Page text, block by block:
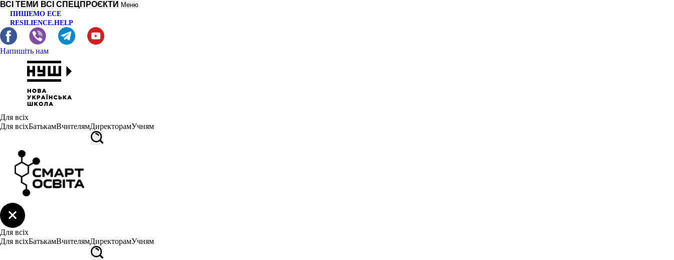
ВСІ ТЕМИ ВСІ СПЕЦПРОЄКТИ Меню
ПИШЕМО ЕСЕ
RESILIENCE.HELP
Напишіть нам
Для всіх
Для всіхБатькамВчителямДиректорамУчням
Для всіх
Для всіхБатькамВчителямДиректорамУчням